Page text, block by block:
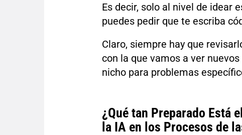
Es decir, solo al nivel de idear
puedes pedir que te escriba
Claro, siempre hay que
con la que vamos a ver
nicho para problemas
¿Qué tan Preparado Está
la IA en los Procesos de